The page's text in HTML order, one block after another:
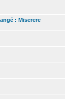
: Miserere